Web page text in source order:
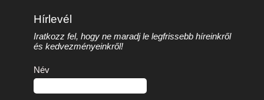
Hírlevél
Iratkozz fel, hogy ne maradj le legfrissebb híreinkről
és kedvezményeinkről!
Név